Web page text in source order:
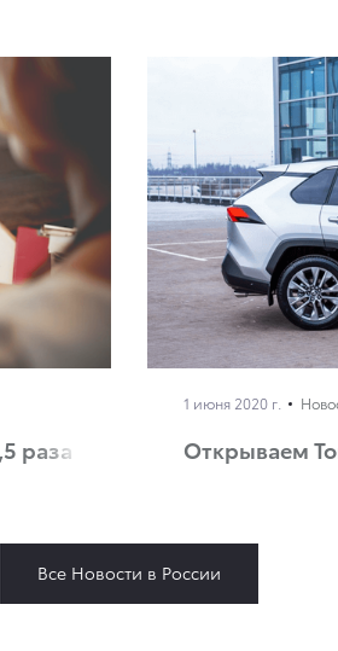
раза
1 июня 2020 г.
Открываем
Все Новости в России